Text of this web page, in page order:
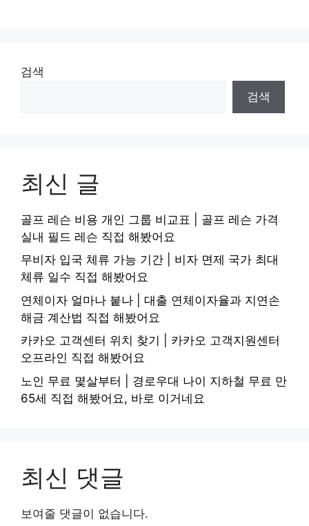
검색
검색
최신 글
골프 레슨 비용 개인 그룹 비교표 | 골프 레슨 가격
실내 필드 레슨 직접 해봤어요
무비자 입국 체류 가능 기간 | 비자 면제 국가 최대
체류 일수 직접 해봤어요
연체이자 얼마나 붙나 | 대출 연체이자율과 지연손
해금 계산법 직접 해봤어요
카카오 고객센터 위치 찾기 | 카카오 고객지원센터
오프라인 직접 해봤어요
노인 무료 몇살부터 | 경로우대 나이 지하철 무료 만
65세 직접 해봤어요, 바로 이거네요
최신 댓글
보여줄 댓글이 없습니다.